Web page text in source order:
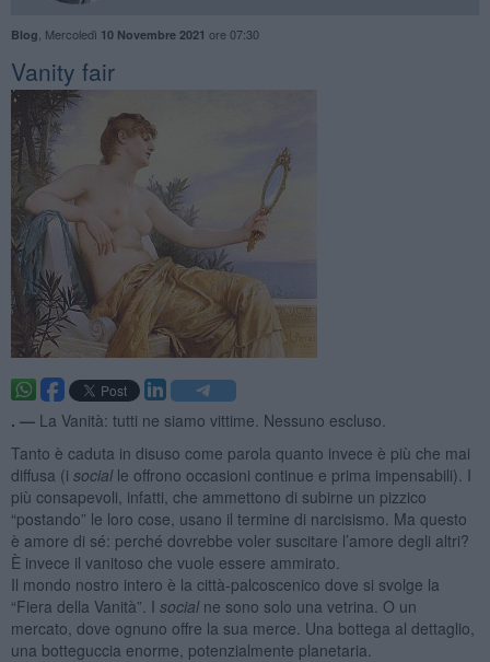
Blog Mercoledì 10 Novembre 2021 ore 07:30
Vanity fair
. — La Vanità: tutti ne siamo vittime. Nessuno escluso.
Tanto è caduta in disuso come parola quanto invece è più che mai
diffusa (i socialle offrono occasioni continue e prima impensabili). I
più consapevoli, infatti, che ammettono di subirne un pizzico
“postando” le loro cose, usano il termine di narcisismo. Ma questo
è amore di sé: perché dovrebbe voler suscitare l’amore degli altri?
È invece il vanitoso che vuole essere ammirato.
Il mondo nostro intero è la città-palcoscenico dove si svolge la
“Fiera della Vanità”. I socialne sono solo una vetrina. O un
mercato, dove ognuno offre la sua merce. Una bottega al dettaglio,
una botteguccia enorme, potenzialmente planetaria.